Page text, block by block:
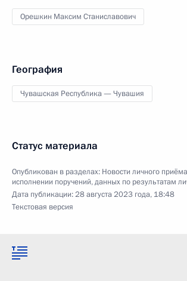
Орешкин Максим Станиславович
География
Чувашская Республика — Чувашия
Статус материала
Опубликован в разделах: Новости личного приёма
исполнении поручений, данных по результатам
Дата публикации:28 августа 2023 года, 18:48
Текстовая версия